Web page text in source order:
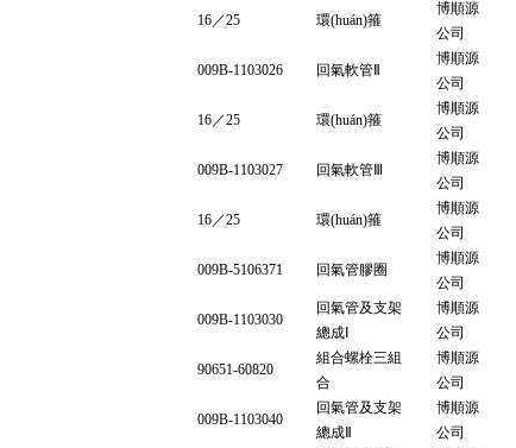
16／25 環(huán)箍
博順源
公司
009B-1103026 回氣軟管Ⅱ
博順源
公司
16／25 環(huán)箍
博順源
公司
009B-1103027 回氣軟管Ⅲ
博順源
公司
16／25 環(huán)箍
博順源
公司
009B-5106371 回氣管膠圈
博順源
公司
009B-1103030
回氣管及支架
總成Ⅰ
博順源
公司
90651-60820
組合螺栓三組
合
博順源
公司
009B-1103040
回氣管及支架
總成Ⅱ
博順源
公司